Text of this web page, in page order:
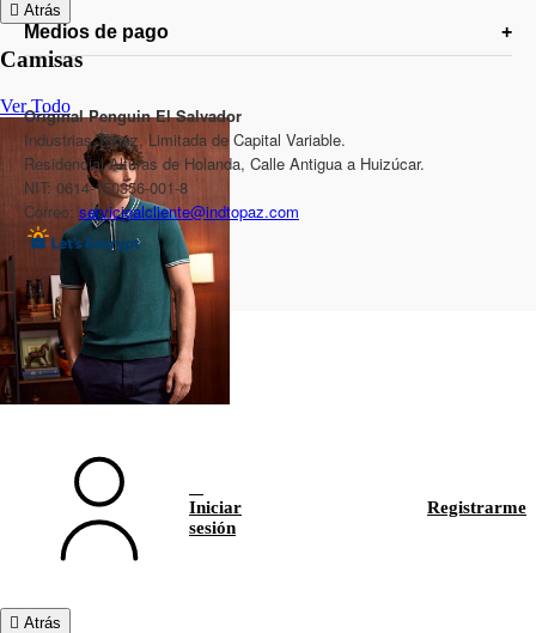
Atrás
Camisas
Ver Todo
Iniciar
sesión
Registrarme
Atrás
Medios de pago
Original Penguin El Salvador
Industrias Topaz, Limitada de Capital Variable.
Residencial Alturas de Holanda, Calle Antigua a Huizúcar.
NIT: 0614-150356-001-8
Correo: servicioalcliente@indtopaz.com